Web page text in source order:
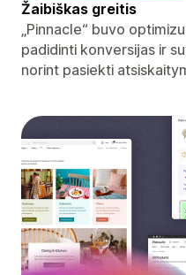
Žaibiškas greitis
„Pinnacle“ buvo
padidinti konversijas ir
norint pasiekti